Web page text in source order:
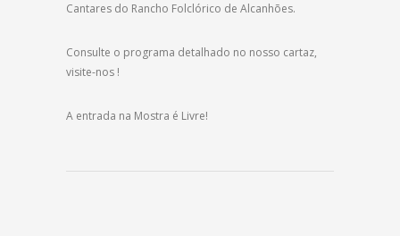
Cantares do Rancho Folclórico de Alcanhões.
Consulte o programa detalhado no nosso cartaz,
visite-nos !
A entrada na Mostra é Livre!